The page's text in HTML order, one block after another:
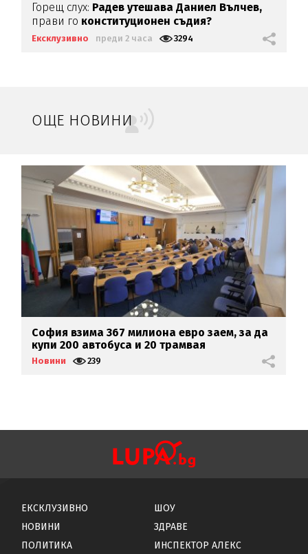
Горещ слух: Радев утешава Даниел Вълчев,
прави го конституционен съдия?
Ексклузивно преди 2 часа 3294
ОЩЕ НОВИНИ
София взима 367 милиона евро заем, за да
купи 200 автобуса и 20 трамвая
Новини 239
ЕКСКЛУЗИВНО
НОВИНИ
ПОЛИТИКА
ШОУ
ЗДРАВЕ
ИНСПЕКТОР АЛЕКС